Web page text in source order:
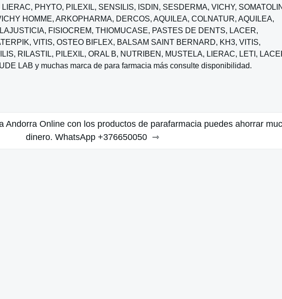
PHYTO, PILEXIL, SENSILIS, ISDIN, SESDERMA, VICHY,
HOMME, ARKOPHARMA, DERCOS, AQUILEA, COLNATUR, AQUILEA,
FISIOCREM, THIOMUCASE, PASTES DE DENTS, LACER,
VITIS, OSTEO BIFLEX, BALSAM SAINT BERNARD, KH3, VITIS,
RILASTIL, PILEXIL, ORAL B, NUTRIBEN, MUSTELA, LIERAC, LETI,
LAB y muchas marca de para farmacia más consulte disponibilidad.
Andorra Online con los productos de parafarmacia puedes ahorrar
dinero. WhatsApp +376650050